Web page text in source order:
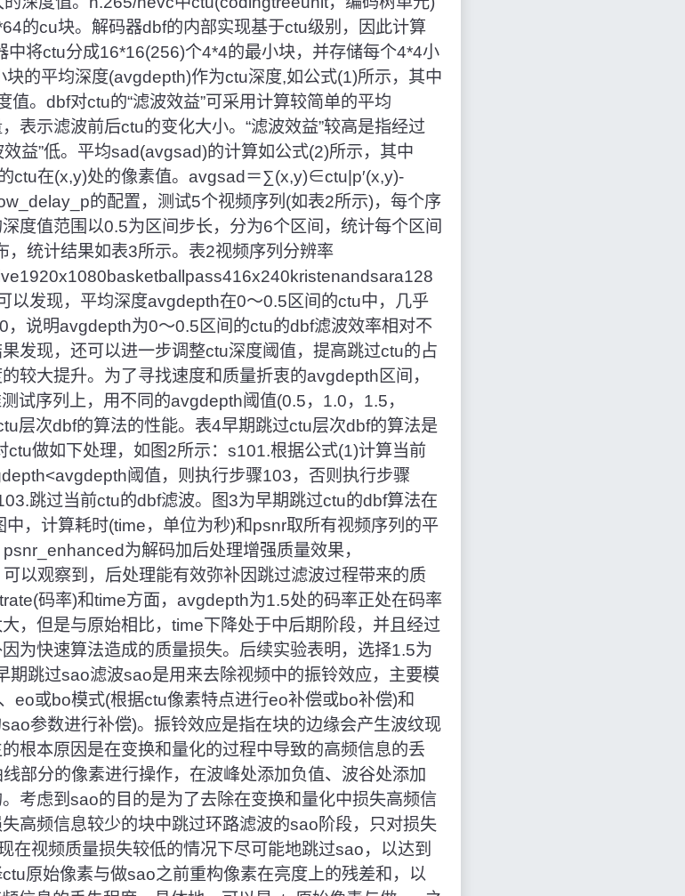
的cu块。解码器dbf的内部实现基于ctu级别，因此计算
中将ctu分成16*16(256)个4*4的最小块，并存储每个4*4小
的平均深度(avgdepth)作为ctu深度,如公式(1)所示，其中
。dbf对ctu的“滤波效益”可采用计算较简单的平均
表示滤波前后ctu的变化大小。“滤波效益”较高是指经过
益”低。平均sad(avgsad)的计算如公式(2)所示，其中
ctu在(x,y)处的像素值。avgsad＝∑(x,y)∈ctu|p′(x,y)-
的配置，测试5个视频序列(如表2所示)，每个序
度值范围以0.5为区间步长，分为6个区间，统计每个区间
，统计结果如表3所示。表2视频序列分辨率
以发现，平均深度avgdepth在0～0.5区间的ctu中，几乎
说明avgdepth为0～0.5区间的ctu的dbf滤波效率相对不
发现，还可以进一步调整ctu深度阈值，提高跳过ctu的占
较大提升。为了寻找速度和质量折衷的avgdepth区间，
试序列上，用不同的avgdepth阈值(0.5，1.0，1.5，
层次dbf的算法的性能。表4早期跳过ctu层次dbf的算法是
做如下处理，如图2所示：s101.根据公式(1)计算当前
阈值，则执行步骤103，否则执行步骤
跳过当前ctu的dbf滤波。图3为早期跳过ctu的dbf算法在
，计算耗时(time，单位为秒)和psnr取所有视频序列的平
为解码加后处理增强质量效果，
以观察到，后处理能有效弥补因跳过滤波过程带来的质
码率)和time方面，avgdepth为1.5处的码率正处在码率
，但是与原始相比，time下降处于中后期阶段，并且经过
为快速算法造成的质量损失。后续实验表明，选择1.5为
期跳过sao滤波sao是用来去除视频中的振铃效应，主要模
eo或bo模式(根据ctu像素特点进行eo补偿或bo补偿)和
参数进行补偿)。振铃效应是指在块的边缘会产生波纹现
根本原因是在变换和量化的过程中导致的高频信息的丢
部分的像素进行操作，在波峰处添加负值、波谷处添加
考虑到sao的目的是为了去除在变换和量化中损失高频信
高频信息较少的块中跳过环路滤波的sao阶段，只对损失
在视频质量损失较低的情况下尽可能地跳过sao，以达到
原始像素与做sao之前重构像素在亮度上的残差和，以